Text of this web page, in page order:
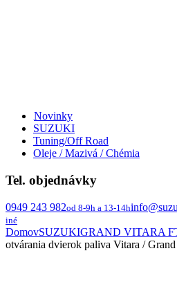
Novinky
SUZUKI
Tuning/Off Road
Oleje / Mazivá / Chémia
Tel. objednávky
0949 243 982od 8-9h a 13-14h
iné
DomovSUZUKIGRAND VITARA
otvárania dvierok paliva Vitara /